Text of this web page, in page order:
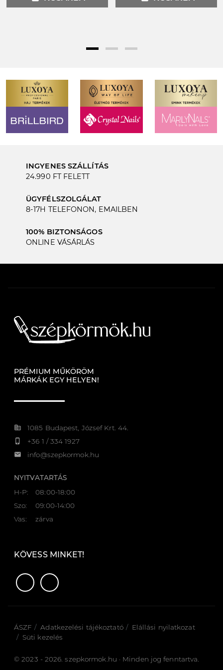
INGYENES SZÁLLÍTÁS
24.990 FT FELETT
ÜGYFÉLSZOLGÁLAT
8-17H TELEFONON, EMAILBEN
100% BIZTONSÁGOS
ONLINE VÁSÁRLÁS
PRÉMIUM MŰKÖRÖM
MÁRKÁK EGY HELYEN!
corporate_fare 1085 Budapest, József Krt. 44.
phone_iphone +36 1 / 334 1927
email info@szepkormok.hu
NYITVATARTÁS
H-P:
08:00-18:00
Szo:
09:00-14:00
Vas:
zárva
KÖVESS MINKET!
ÁSZF Adatkezelési tájékoztató
Elállási nyilatkozat
Süti kezelés
© 2023 - 2026. szepkormok.hu · Minden jog fenntartva.